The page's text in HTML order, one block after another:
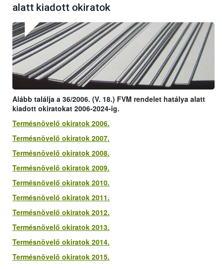
alatt kiadott okiratok
Alább találja a 36/2006. (V. 18.) FVM rendelet hatálya alatt
kiadott okiratokat 2006-2024-ig.
Termésnövelő okiratok 2006.
Termésnövelő okiratok 2007.
Termésnövelő okiratok 2008.
Termésnövelő okiratok 2009.
Termésnövelő okiratok 2010.
Termésnövelő okiratok 2011.
Termésnövelő okiratok 2012.
Termésnövelő okiratok 2013.
Termésnövelő okiratok 2014.
Termésnövelő okiratok 2015.